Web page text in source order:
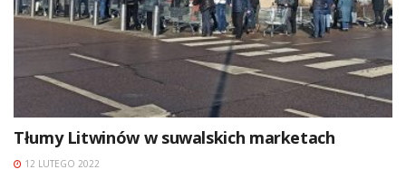
Tłumy Litwinów w suwalskich marketach
12 LUTEGO 2022